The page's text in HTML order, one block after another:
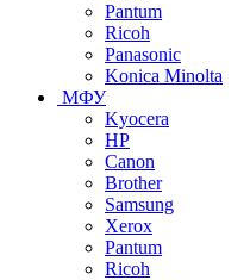
Pantum
Ricoh
Panasonic
Konica Minolta
МФУ
Kyocera
HP
Canon
Brother
Samsung
Xerox
Pantum
Ricoh